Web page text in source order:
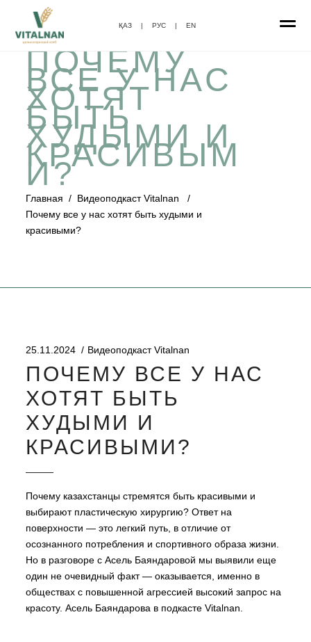
ҚАЗ | РУС | EN
ПОЧЕМУ
ВСЕ У НАС
ХОТЯТ
БЫТЬ
ХУДЫМИ И
КРАСИВЫМ
И?
Главная / Видеоподкаст Vitalnan
/
Почему все у нас хотят быть худыми и
красивыми?
25.11.2024 Видеоподкаст Vitalnan
ПОЧЕМУ ВСЕ У НАС
ХОТЯТ БЫТЬ
ХУДЫМИ И
КРАСИВЫМИ?
Почему казахстанцы стремятся быть красивыми и
выбирают пластическую хирургию? Ответ на
поверхности — это легкий путь, в отличие от
осознанного потребления и спортивного образа жизни.
Но в разговоре с Асель Баяндаровой мы выявили еще
один не очевидный факт — оказывается, именно в
обществах с повышенной агрессией высокий запрос на
красоту. Асель Баяндарова в подкасте Vitalnan.